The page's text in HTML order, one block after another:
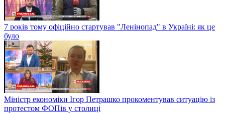
7 років тому офіційно стартував "Ленінопад" в Україні: як це
було
Міністр економіки Ігор Петрашко прокоментував ситуацію із
протестом ФОПів у столиці